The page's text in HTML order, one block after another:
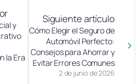
y
la Era
Siguiente artículo
2 de junio de 2026
Cómo Elegir el Seguro de
Automóvil Perfecto:
Consejos para Ahorrar y
Evitar Errores Comunes